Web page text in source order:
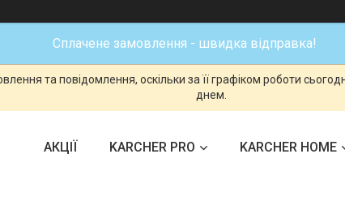
Сплачене замовлення - швидка відправка!
та повідомлення, оскільки за її графіком роботи
днем.
АКЦІЇ KARCHER PRO KARCHER HOME